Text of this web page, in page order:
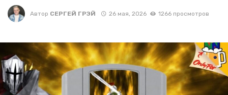
Автор СЕРГЕЙ ГРЭЙ 26 мая, 2026 1266 просмотров